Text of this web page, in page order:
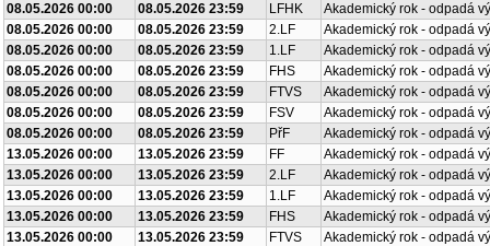
08.05.2026 00:00
08.05.2026 23:59 LFHK
Akademický rok - odpadá
08.05.2026 00:00
08.05.2026 23:59 2.LF
Akademický rok - odpadá
08.05.2026 00:00
08.05.2026 23:59 1.LF
Akademický rok - odpadá
08.05.2026 00:00
08.05.2026 23:59 FHS
Akademický rok - odpadá
08.05.2026 00:00
08.05.2026 23:59 FTVS
Akademický rok - odpadá
08.05.2026 00:00
08.05.2026 23:59 FSV
Akademický rok - odpadá
08.05.2026 00:00
08.05.2026 23:59 PřF
Akademický rok - odpadá
13.05.2026 00:00
13.05.2026 23:59 FF
Akademický rok - odpadá
13.05.2026 00:00
13.05.2026 23:59 2.LF
Akademický rok - odpadá
13.05.2026 00:00
13.05.2026 23:59 1.LF
Akademický rok - odpadá
13.05.2026 00:00
13.05.2026 23:59 FHS
Akademický rok - odpadá
13.05.2026 00:00
13.05.2026 23:59 FTVS
Akademický rok - odpadá